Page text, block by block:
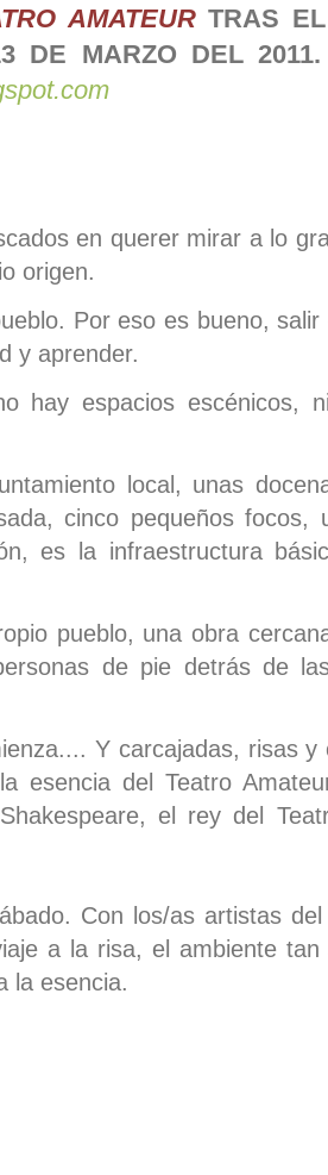
AMATEURTRAS EL
DE MARZO DEL 2011.
en querer mirar a lo
origen.
Por eso es bueno,
y aprender.
hay espacios escénicos,
local, unas
cinco pequeños focos,
es la infraestructura
pueblo, una obra
de pie detrás de
Y carcajadas, risas y
esencia del Teatro
el rey del
Con los/as artistas
a la risa, el ambiente
la esencia.